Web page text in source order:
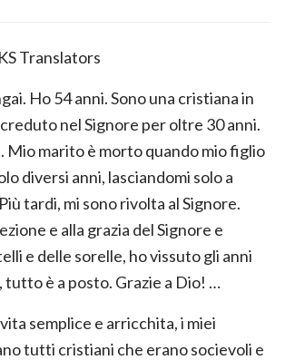
Translators
Ho 54 anni. Sono una cristiana in
nel Signore per oltre 30 anni.
Mio marito è morto quando mio figlio
diversi anni, lasciandomi solo a
tardi, mi sono rivolta al Signore.
e alla grazia del Signore e
e delle sorelle, ho vissuto gli anni
tutto è a posto. Grazie a Dio! …
semplice e arricchita, i miei
tutti cristiani che erano socievoli e